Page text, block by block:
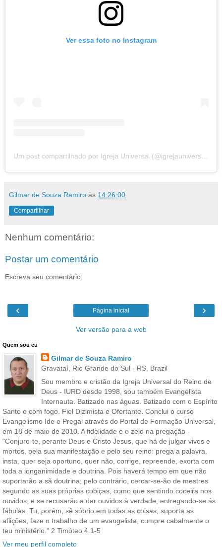
Ver essa foto no Instagram
Um post compartilhado por Igreja Universal (@igrejauniversal)
Gilmar de Souza Ramiro às 14:26:00
Compartilhar
Nenhum comentário:
Postar um comentário
Escreva seu comentário:
‹ ›
Página inicial
Ver versão para a web
Quem sou eu
Gilmar de Souza Ramiro
Gravataí, Rio Grande do Sul - RS, Brazil
Sou membro e cristão da Igreja Universal do Reino de
Deus - IURD desde 1998, sou também Evangelista
Internauta. Batizado nas águas. Batizado com o Espírito
Santo e com fogo. Fiel Dizimista e Ofertante. Conclui o curso
Evangelismo Ide e Pregai através do Portal de Formação Universal,
em 18 de maio de 2010. A fidelidade e o zelo na pregação -
"Conjuro-te, perante Deus e Cristo Jesus, que há de julgar vivos e
mortos, pela sua manifestação e pelo seu reino: prega a palavra,
insta, quer seja oportuno, quer não, corrige, repreende, exorta com
toda a longanimidade e doutrina. Pois haverá tempo em que não
suportarão a sã doutrina; pelo contrário, cercar-se-ão de mestres
segundo as suas próprias cobiças, como que sentindo coceira nos
ouvidos; e se recusarão a dar ouvidos à verdade, entregando-se ás
fábulas. Tu, porém, sê sóbrio em todas as coisas, suporta as
aflições, faze o trabalho de um evangelista, cumpre cabalmente o
teu ministério." 2 Timóteo 4.1-5
Ver meu perfil completo